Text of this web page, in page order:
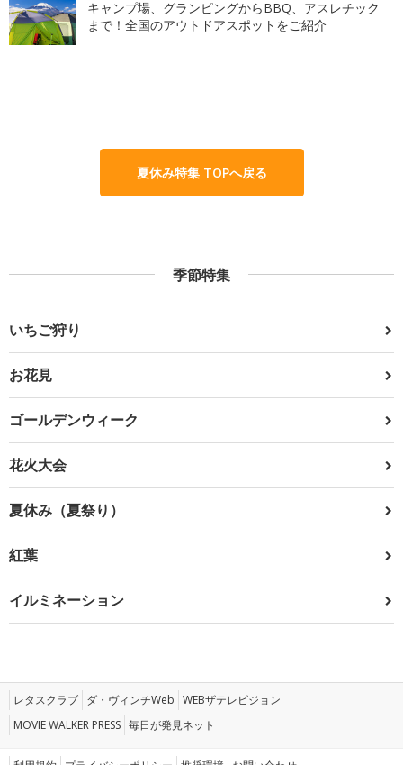
キャンプ場、グランピングからBBQ、アスレチック
まで！全国のアウトドアスポットをご紹介
夏休み特集 TOPへ戻る
季節特集
いちご狩り
お花見
ゴールデンウィーク
花火大会
夏休み（夏祭り）
紅葉
イルミネーション
レタスクラブ ダ・ヴィンチWeb WEBザテレビジョン
MOVIE WALKER PRESS 毎日が発見ネット